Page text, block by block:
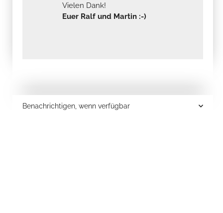
Vielen Dank!
Euer Ralf und Martin :-)
Benachrichtigen, wenn verfügbar